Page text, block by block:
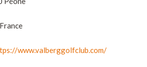
France
www.valberggolfclub.com/